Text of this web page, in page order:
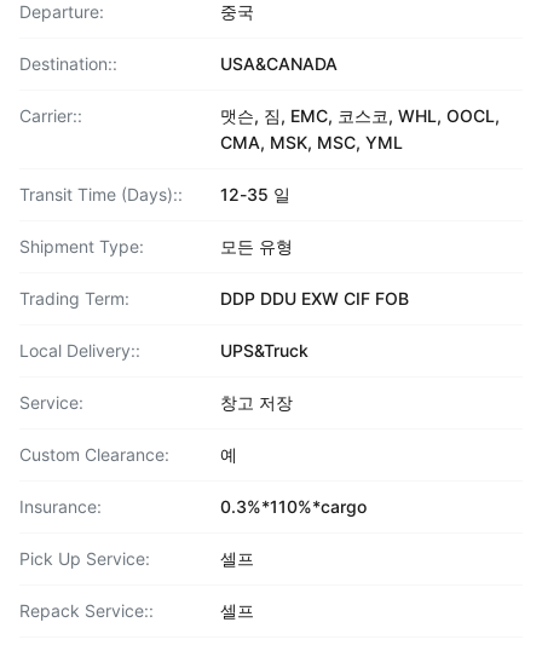
Departure: 중국
Destination:: USA&CANADA
Carrier::
맷슨, 짐, EMC, 코스코, WHL, OOCL,
CMA, MSK, MSC, YML
Transit Time (Days):: 12-35 일
Shipment Type: 모든 유형
Trading Term: DDP DDU EXW CIF FOB
Local Delivery:: UPS&Truck
Service: 창고 저장
Custom Clearance: 예
Insurance: 0.3%*110%*cargo
Pick Up Service: 셀프
Repack Service:: 셀프